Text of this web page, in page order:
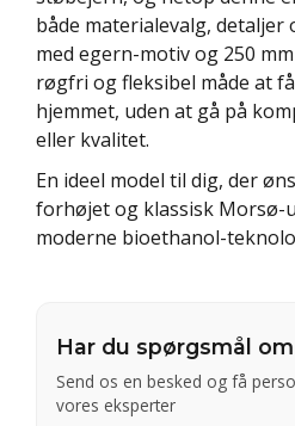
både materialevalg, detaljer
med egern-motiv og 250
røgfri og fleksibel måde at
hjemmet, uden at gå på
eller kvalitet.
En ideel model til dig, der
forhøjet og klassisk Morsø-
moderne bioethanol-
Har du spørgsmål
Send os en besked og få
vores eksperter